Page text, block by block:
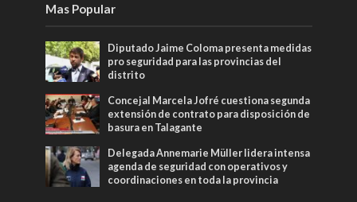
Mas Popular
Diputado Jaime Coloma presenta medidas
pro seguridad para las provincias del
distrito
Concejal Marcela Jofré cuestiona segunda
extensión de contrato para disposición de
basura en Talagante
Delegada Annemarie Müller lidera intensa
agenda de seguridad con operativos y
coordinaciones en toda la provincia